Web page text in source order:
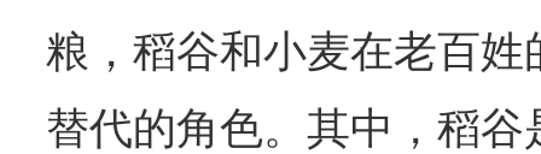
粮，稻谷和小麦在老百
替代的角色。其中，稻